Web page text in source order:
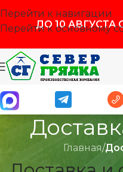
Перейти к навигации
Перейти к основному
ДО 10 АВГУСТА
Главная/